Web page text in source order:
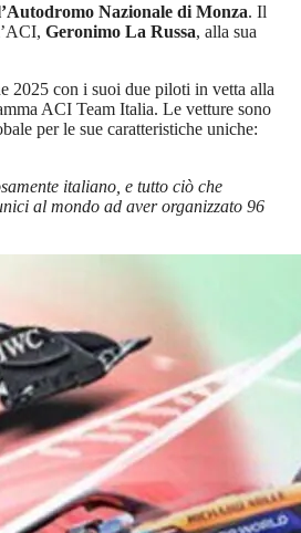
Nazionale di Monza. Il
Geronimo La Russa, alla sua
2025 con i suoi due piloti in vetta alla
ACI Team Italia. Le vetture sono
per le sue caratteristiche uniche:
italiano, e tutto ciò che
al mondo ad aver organizzato 96